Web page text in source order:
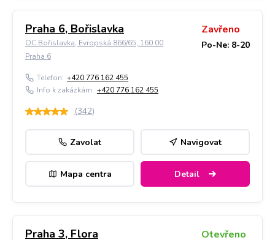
Praha 6, Bořislavka
OC Bořislavka, Evropská 866/65, 160 00
Praha 6
Zavřeno
Po-Ne: 8-20
Telefon: +420 776 162 455
Info k zakázkám: +420 776 162 455
(342)
Zavolat Navigovat
Mapa centra Detail
Praha 3, Flora Otevřeno